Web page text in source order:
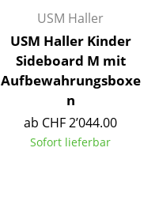
USM Haller
USM Haller Kinder
Sideboard M mit
Aufbewahrungsboxe
n
ab CHF 2’044.00
Sofort lieferbar